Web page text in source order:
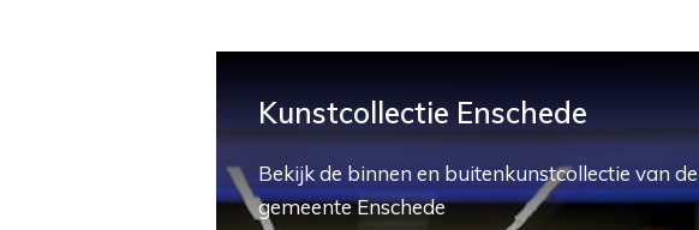
Kunstcollectie Enschede
Bekijk de binnen en buitenkunstcollectie van de
gemeente Enschede